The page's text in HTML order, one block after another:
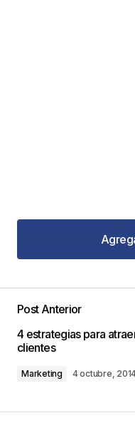
publicada. Los
marcados con
Post Anterior
4 estrategias para
clientes
Marketing 4 octubre,